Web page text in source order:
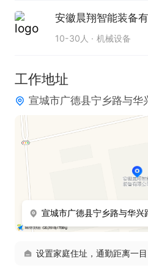
量技能。
3. 拥有非标零件加工经验者
4. 工作认真负责，严谨细致
察力。
5. 具备良好的沟通协调能力
作。
工作时间：长白班，试用期一
福利待遇：五险，工作餐，
薪和晋升制度。转正后提供
安徽晨翔智能装备
10-30人 机械设备
工作地址
宣城市广德县宁乡路与
设置家庭住址，通勤距离一